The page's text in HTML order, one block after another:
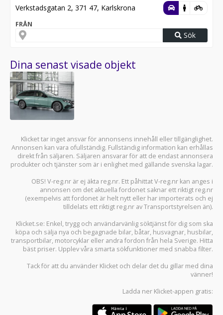
Verkstadsgatan 2, 371 47, Karlskrona
FRÅN
Sök
Dina senast visade objekt
Klicket tar inget ansvar för annonsens innehåll eller tillgänglighet.
Annonsen kan vara ofullständig. Fullständig information kan erhållas
direkt från säljaren. Säljaren ansvarar för att de endast annonsera
produkter och tjänster som är i enlighet med gällande svenska lagar.
OBS! V-reg.nr är ej äkta reg.nr. Ett påhittat V-reg.nr kan anges i
annonsen om det aktuella fordonet saknar ett riktigt reg.nr
(exempelvis att fordonet är helt nytt eller har importerats och ej
tilldelats ett riktigt reg.nr av Transportstyrelsen än).
Klicket.se: Enkel, trygg och användarvänlig söktjänst för dig som ska
köpa och sälja nya och begagnade bilar, båtar, husvagnar, husbilar,
transportbilar, motorcyklar eller andra fordon från hela Sverige. Hitta
bäst priser. Upplev våra smarta sökfunktioner med snabba filter.
Tack för att du använder Klicket och delar det du gillar med dina
vänner!
Ladda ner Klicket-appen gratis: